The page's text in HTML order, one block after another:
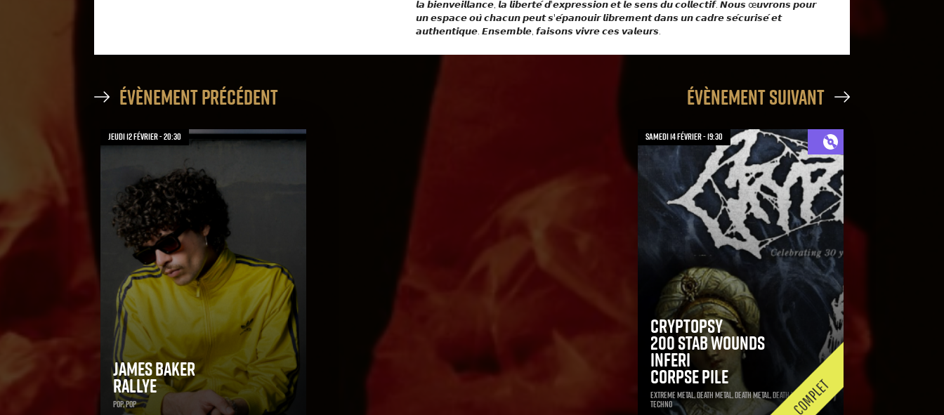
𝙡𝙖 𝙗𝙞𝙚𝙣𝙫𝙚𝙞𝙡𝙡𝙖𝙣𝙘𝙚, 𝙡𝙖 𝙡𝙞𝙗𝙚𝙧𝙩𝙚́ 𝙙'𝙚𝙭𝙥𝙧𝙚𝙨𝙨𝙞𝙤𝙣 𝙚𝙩 𝙡𝙚 𝙨𝙚𝙣𝙨 𝙙𝙪 𝙘𝙤𝙡𝙡𝙚𝙘𝙩𝙞𝙛. 𝙉𝙤𝙪𝙨 œ𝙪𝙫𝙧𝙤𝙣𝙨 𝙥𝙤𝙪𝙧
𝙪𝙣 𝙚𝙨𝙥𝙖𝙘𝙚 𝙤𝙪̀ 𝙘𝙝𝙖𝙘𝙪𝙣 𝙥𝙚𝙪𝙩 𝙨'𝙚́𝙥𝙖𝙣𝙤𝙪𝙞𝙧 𝙡𝙞𝙗𝙧𝙚𝙢𝙚𝙣𝙩 𝙙𝙖𝙣𝙨 𝙪𝙣 𝙘𝙖𝙙𝙧𝙚 𝙨𝙚́𝙘𝙪𝙧𝙞𝙨𝙚́ 𝙚𝙩
𝙖𝙪𝙩𝙝𝙚𝙣𝙩𝙞𝙦𝙪𝙚. 𝙀𝙣𝙨𝙚𝙢𝙗𝙡𝙚, 𝙛𝙖𝙞𝙨𝙤𝙣𝙨 𝙫𝙞𝙫𝙧𝙚 𝙘𝙚𝙨 𝙫𝙖𝙡𝙚𝙪𝙧𝙨.
évènement précédent
jeudi 12 février - 20:30
James Baker
Rallye
Pop, Pop
évènement suivant
samedi 14 février - 19:30
Cryptopsy
200 Stab Wounds
Inferi
Corpse Pile
Extreme Metal, Death Metal, Death Metal, Death Metal,
Techno